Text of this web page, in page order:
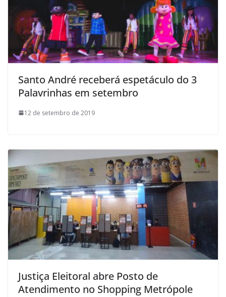
Santo André receberá espetáculo do 3
Palavrinhas em setembro
12 de setembro de 2019
Justiça Eleitoral abre Posto de
Atendimento no Shopping Metrópole